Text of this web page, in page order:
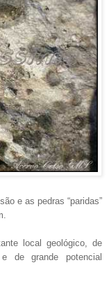
e as pedras “paridas”
local geológico, de
de grande potencial